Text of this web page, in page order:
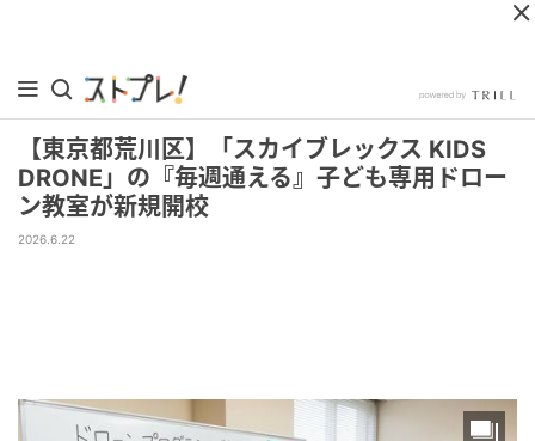
【東京都荒川区】「スカイブレックス KIDS
DRONE」の『毎週通える』子ども専用ドロー
ン教室が新規開校
2026.6.22